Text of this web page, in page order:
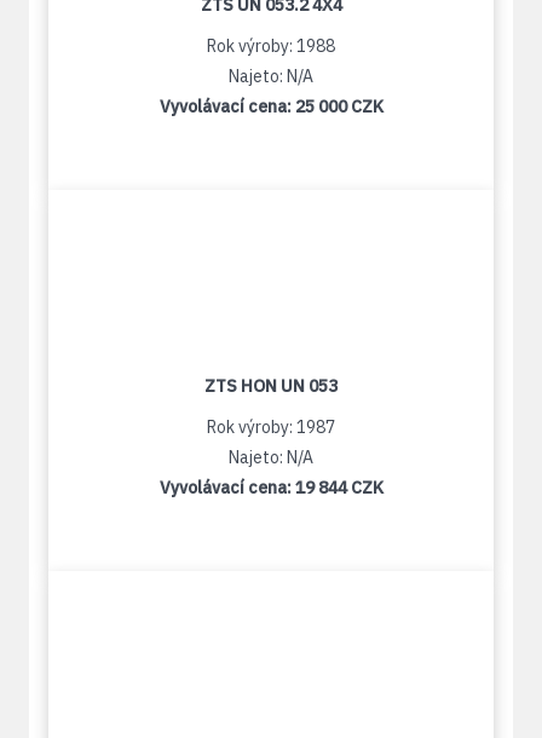
ZTS UN 053.2 4X4
Rok výroby: 1988
Najeto: N/A
Vyvolávací cena: 25 000 CZK
ZTS HON UN 053
Rok výroby: 1987
Najeto: N/A
Vyvolávací cena:19 844 CZK